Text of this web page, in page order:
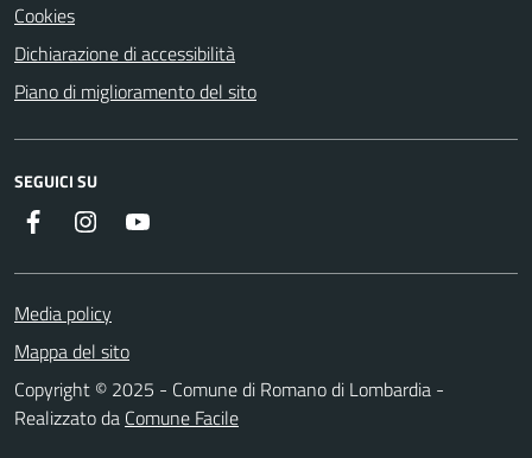
Cookies
Dichiarazione di accessibilità
Piano di miglioramento del sito
SEGUICI SU
Facebook Instagram
Media policy
Mappa del sito
Copyright © 2025 - Comune di Romano di Lombardia -
Realizzato da Comune Facile